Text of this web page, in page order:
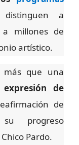
a
millones de
artístico.
más que una
de
de
progreso
Pardo.